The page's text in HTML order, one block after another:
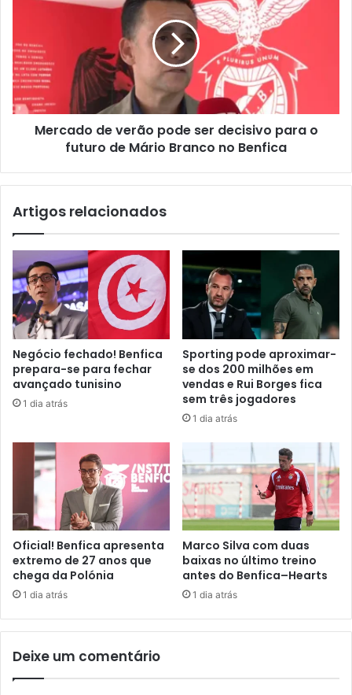
Mercado de verão pode ser decisivo para o
futuro de Mário Branco no Benfica
Artigos relacionados
Negócio fechado! Benfica
prepara-se para fechar
avançado tunisino
1 dia atrás
Sporting pode aproximar-
se dos 200 milhões em
vendas e Rui Borges fica
sem três jogadores
1 dia atrás
Oficial! Benfica apresenta
extremo de 27 anos que
chega da Polónia
1 dia atrás
Marco Silva com duas
baixas no último treino
antes do Benfica–Hearts
1 dia atrás
Deixe um comentário